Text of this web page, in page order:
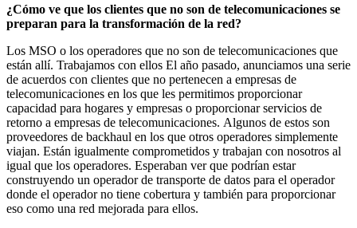
¿Cómo ve que los clientes que no son de telecomunicaciones se
preparan para la transformación de la red?
Los MSO o los operadores que no son de telecomunicaciones que
están allí. Trabajamos con ellos El año pasado, anunciamos una serie
de acuerdos con clientes que no pertenecen a empresas de
telecomunicaciones en los que les permitimos proporcionar
capacidad para hogares y empresas o proporcionar servicios de
retorno a empresas de telecomunicaciones. Algunos de estos son
proveedores de backhaul en los que otros operadores simplemente
viajan. Están igualmente comprometidos y trabajan con nosotros al
igual que los operadores. Esperaban ver que podrían estar
construyendo un operador de transporte de datos para el operador
donde el operador no tiene cobertura y también para proporcionar
eso como una red mejorada para ellos.